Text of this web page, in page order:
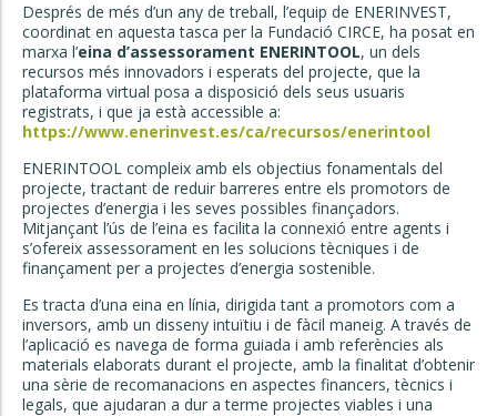
Després de més d’un any de treball, l’equip de ENERINVEST,
coordinat en aquesta tasca per la Fundació CIRCE, ha posat en
marxa l’eina d’assessorament ENERINTOOL, un dels
recursos més innovadors i esperats del projecte, que la
plataforma virtual posa a disposició dels seus usuaris
registrats, i que ja està accessible a:
https://www.enerinvest.es/ca/recursos/enerintool
ENERINTOOL compleix amb els objectius fonamentals del
projecte, tractant de reduir barreres entre els promotors de
projectes d’energia i les seves possibles finançadors.
Mitjançant l’ús de l’eina es facilita la connexió entre agents i
s’ofereix assessorament en les solucions tècniques i de
finançament per a projectes d’energia sostenible.
Es tracta d’una eina en línia, dirigida tant a promotors com a
inversors, amb un disseny intuïtiu i de fàcil maneig. A través de
l’aplicació es navega de forma guiada i amb referències als
materials elaborats durant el projecte, amb la finalitat d’obtenir
una sèrie de recomanacions en aspectes financers, tècnics i
legals, que ajudaran a dur a terme projectes viables i una